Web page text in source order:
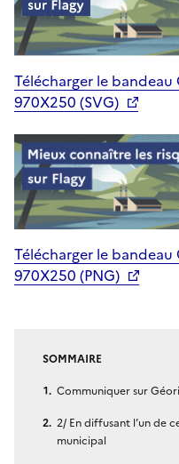
Télécharger le
970X250 (SVG)
Télécharger le
970X250 (PNG)
SOMMAIRE
Communiquer sur
2/ En diffusant l’un de
municipal